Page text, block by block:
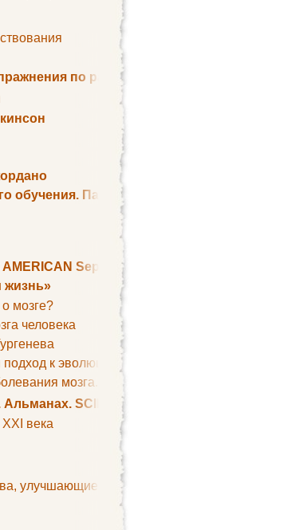
по развитию памяти
обучения. Пауль Шелли
September 1979
жизнь»
о мозге?
человека
к эволюции мозга
мозга. Все может начаться с
SCIENTIFIC AMERICAN
века
улучшающие умственные способности